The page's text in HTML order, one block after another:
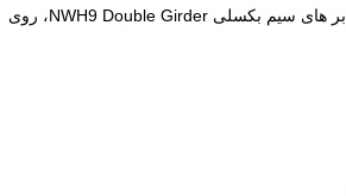
برای دانلود کاتالوگ فنی بالابر های سیم بکسلی NWH9 Double Girder، روی